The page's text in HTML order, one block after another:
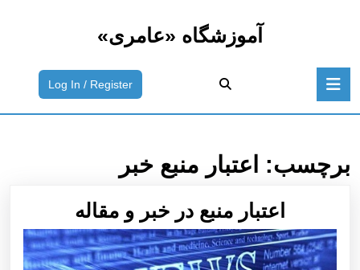
آموزشگاه «عامری»
Log In / Register
به
سیستم
برچسب: اعتبار منبع خبر
اعتبار منبع در خبر و مقاله
منبع
در